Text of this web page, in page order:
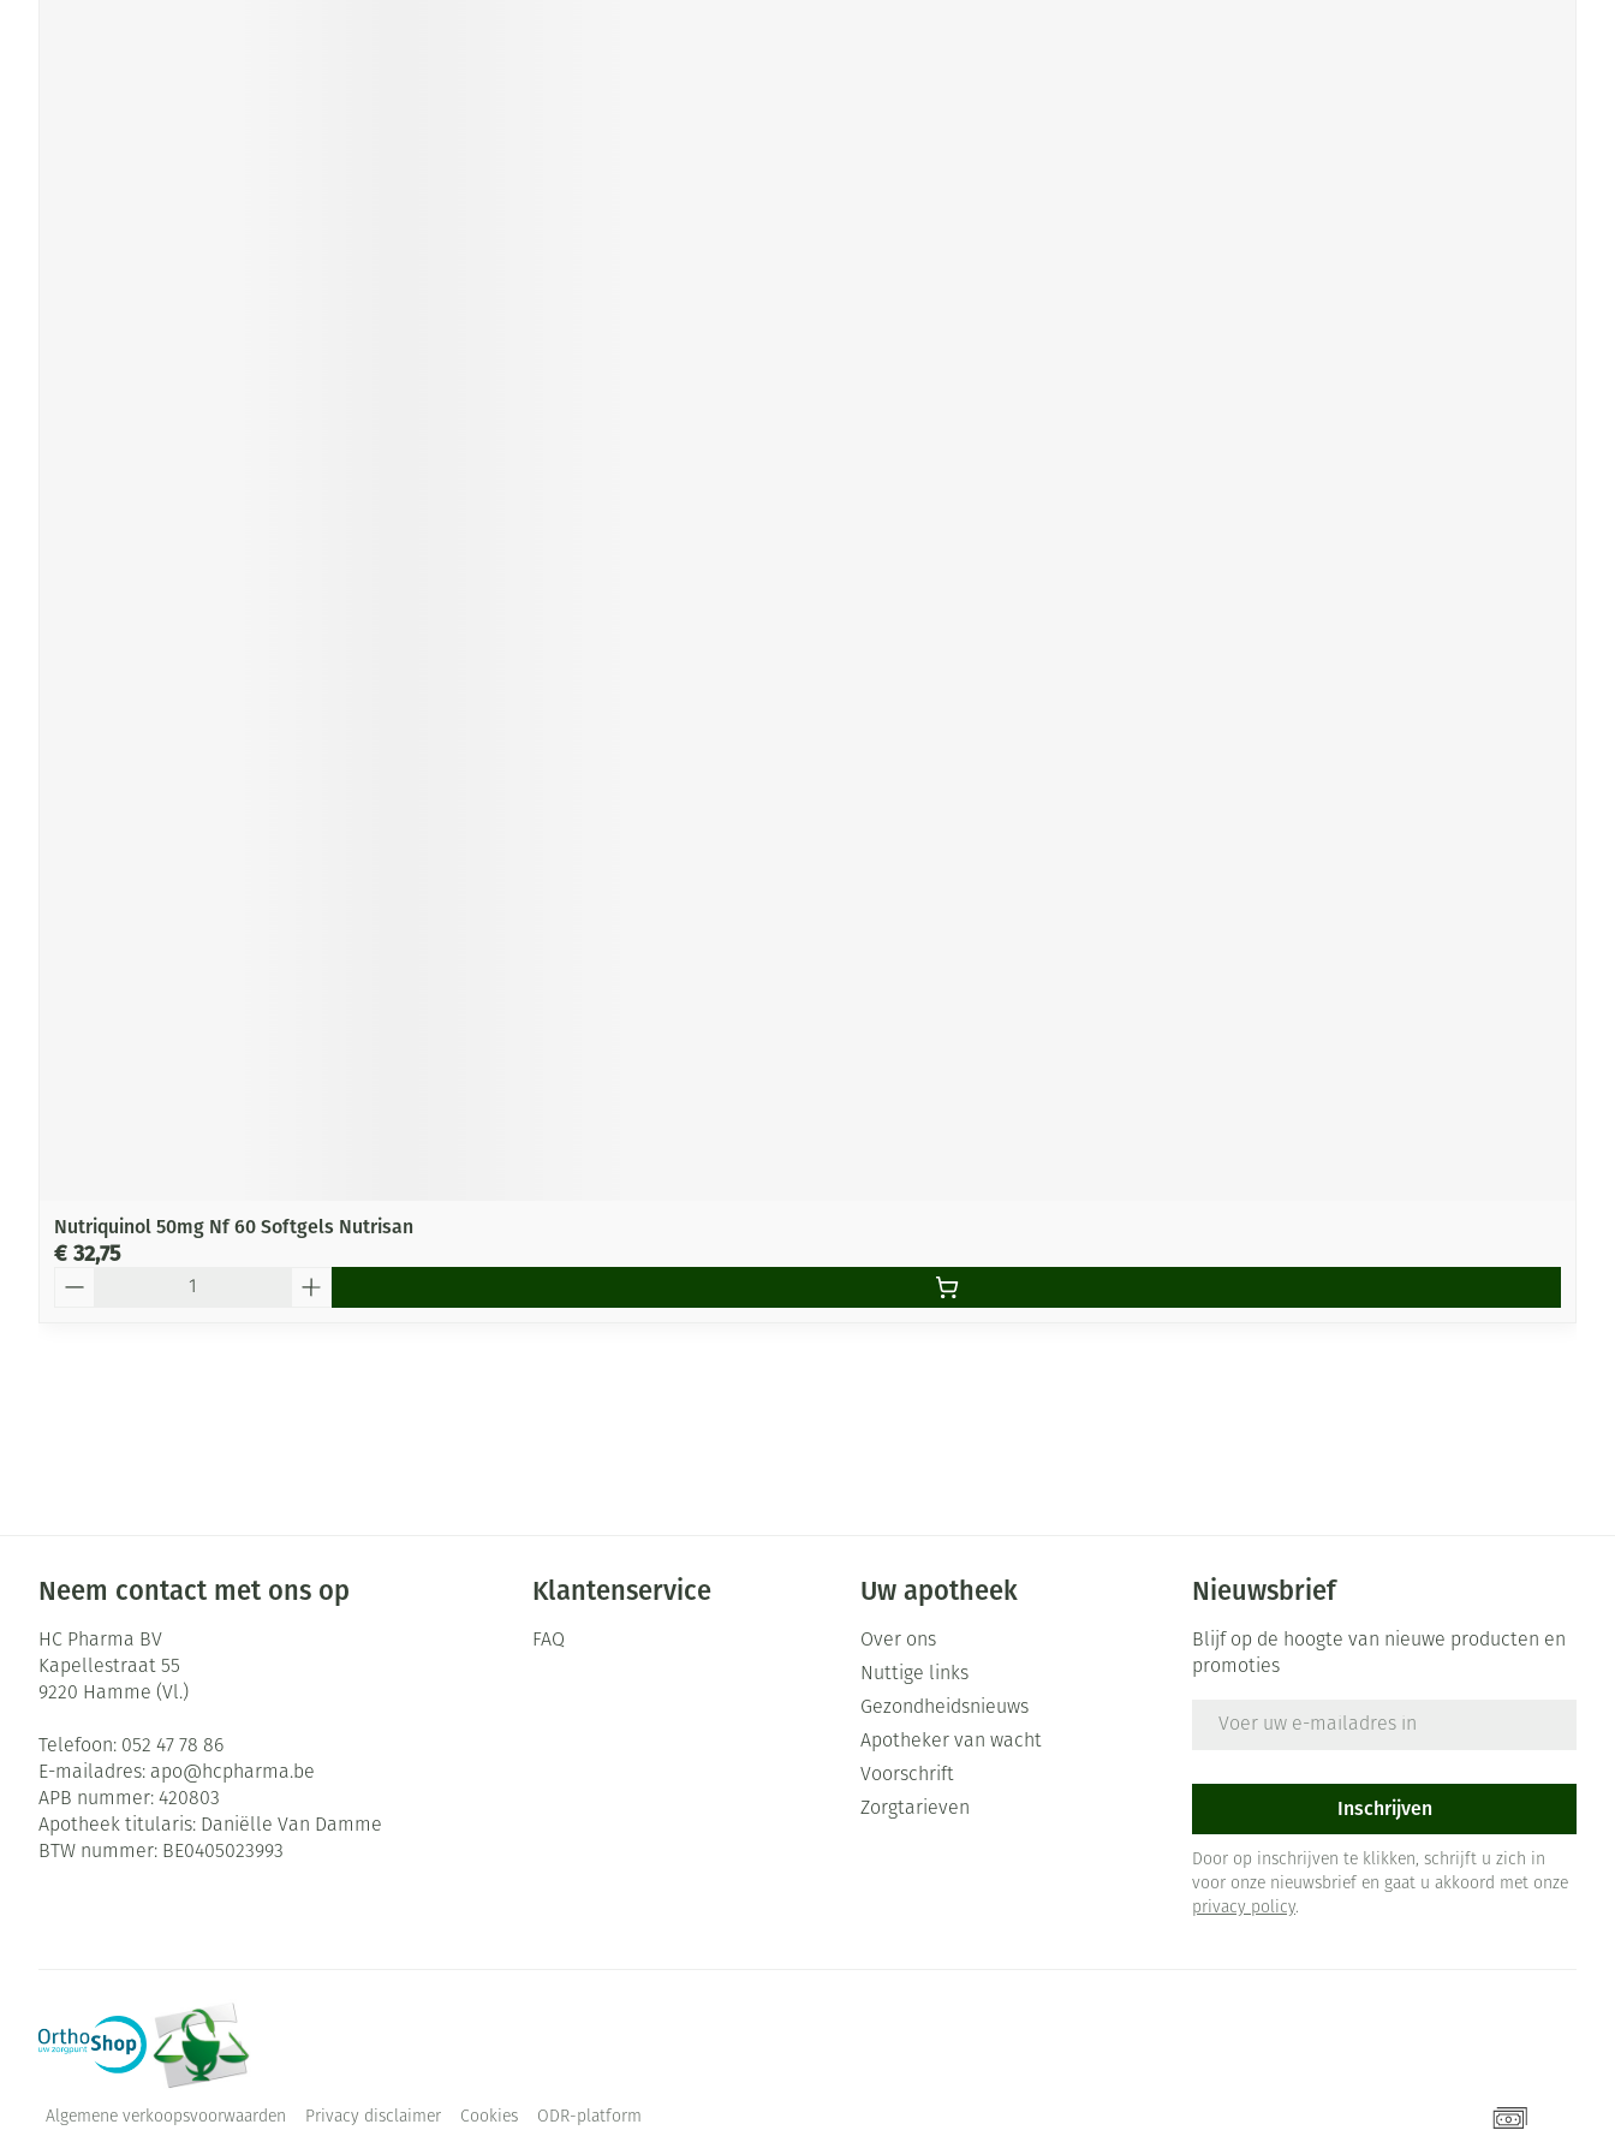
Nutriquinol 50mg Nf 60 Softgels Nutrisan
€ 32,75
Neem contact met ons op
HC Pharma BV
Kapellestraat 55
9220 Hamme (Vl.)
Telefoon: 052 47 78 86
E-mailadres: apo@hcpharma.be
APB nummer: 420803
Apotheek titularis: Daniëlle Van Damme
BTW nummer: BE0405023993
Klantenservice
FAQ
Uw apotheek
Over ons
Nuttige links
Gezondheidsnieuws
Apotheker van wacht
Voorschrift
Zorgtarieven
Nieuwsbrief
Blijf op de hoogte van nieuwe producten en
promoties
Inschrijven
Door op inschrijven te klikken, schrijft u zich in
voor onze nieuwsbrief en gaat u akkoord met onze
privacy policy.
Algemene verkoopsvoorwaarden Privacy disclaimer Cookies ODR-platform